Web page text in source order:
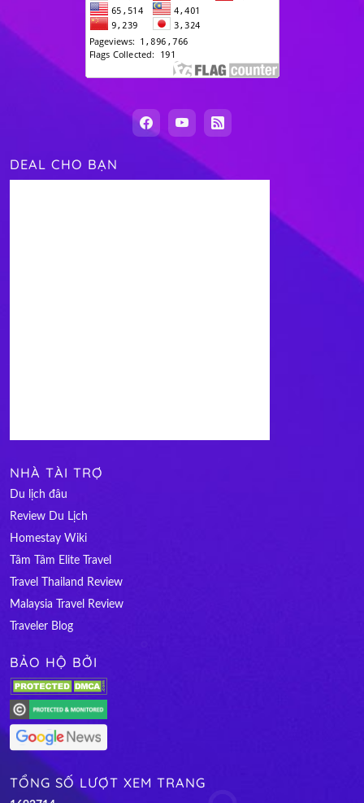
DEAL CHO BẠN
NHÀ TÀI TRỢ
Du lịch đâu
Review Du Lịch
Homestay Wiki
Tâm Tâm Elite Travel
Travel Thailand Review
Malaysia Travel Review
Traveler Blog
BẢO HỘ BỞI
TỔNG SỐ LƯỢT XEM TRANG